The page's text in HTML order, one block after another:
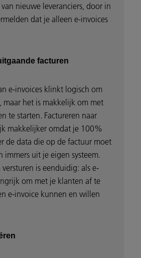
nieuwe leveranciers, door in
dat je alleen e-invoices
facturen
e-invoices klinkt logisch om
maar het is makkelijk om met
te starten. Factureren naar
makkelijker omdat je 100%
de data die op de factuur moet
immers uit je eigen systeem.
is eenduidig: als e-
om met je klanten af te
e-invoice kunnen en willen